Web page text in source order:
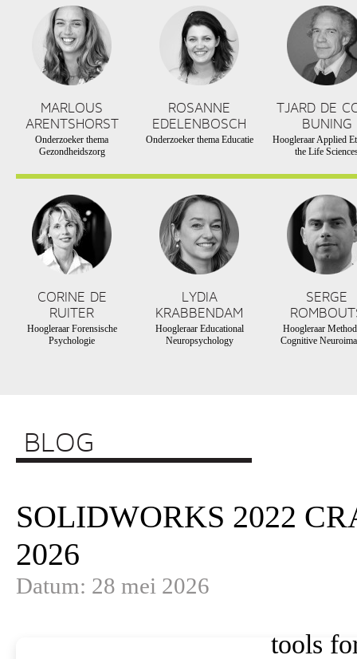
MARLOUS
ARENTSHORST
Onderzoeker thema
Gezondheidszorg
ROSANNE
EDELENBOSCH
Onderzoeker thema Educatie
TJARD DE
BUNING
Hoogleraar Applied
the Life
CORINE DE
RUITER
Hoogleraar Forensische
Psychologie
LYDIA
KRABBENDAM
Hoogleraar Educational
Neuropsychology
SERGE
Hoogleraar
Cognitive
BLOG
SOLIDWORKS 2022
2026
Datum: 28 mei 2026
tools